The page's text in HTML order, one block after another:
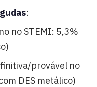
:
no STEMI: 5,3%
provável no
DES metálico)